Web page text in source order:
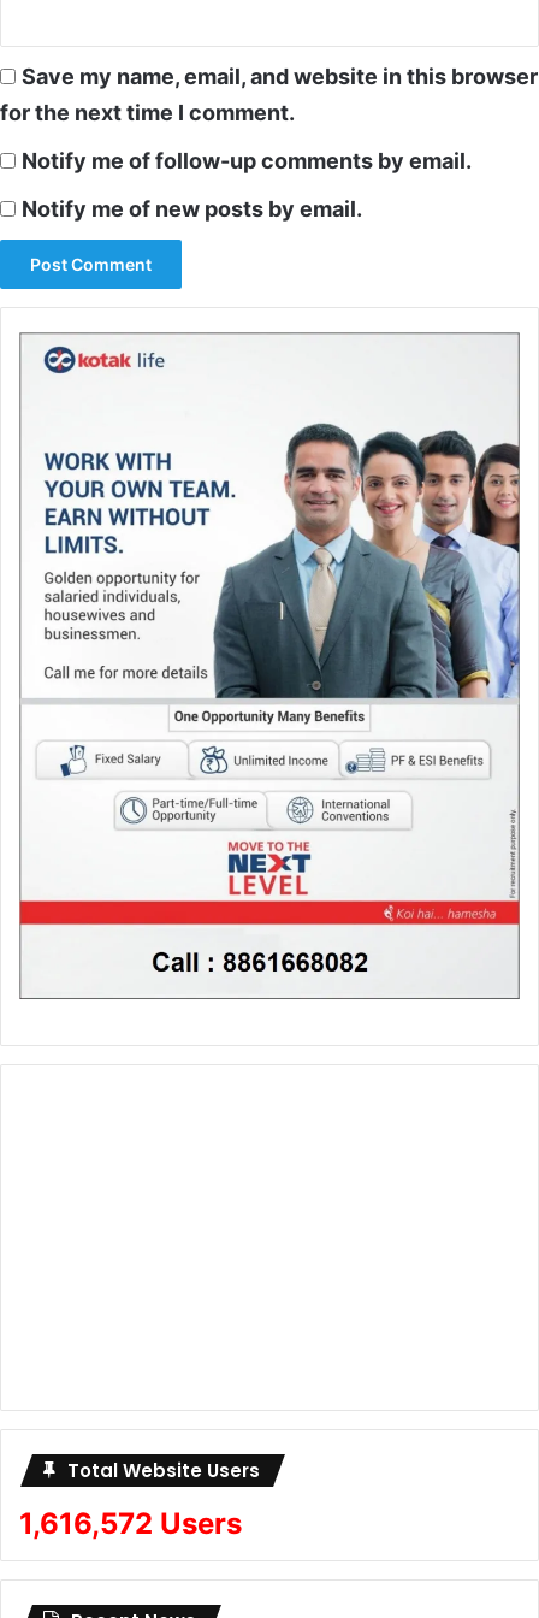
Save my name, email, and website in this browser
for the next time I comment.
Notify me of follow-up comments by email.
Notify me of new posts by email.
Total Website Users
1,616,572 Users